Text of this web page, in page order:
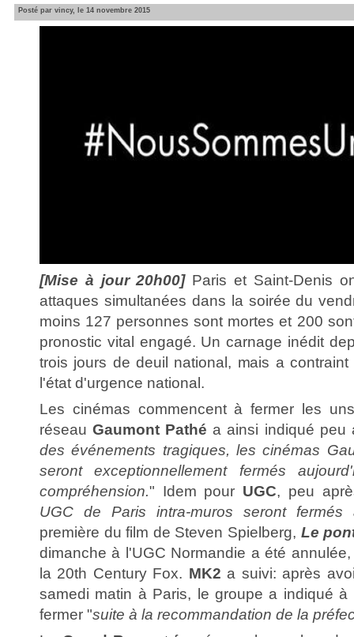
Posté par vincy, le 14 novembre 2015
[Mise à jour 20h00] Paris et Saint-Denis
attaques simultanées dans la soirée du
moins 127 personnes sont mortes et 200
pronostic vital engagé. Un carnage inédit
trois jours de deuil national, mais a
l'état d'urgence national.
Les cinémas commencent à fermer les
réseauGaumont Pathé a ainsi indiqué peu
des événements tragiques, les cinémas
seront exceptionnellement fermés
compréhension." Idem pour UGC, peu
UGC de Paris intra-muros seront fermés
première du film de Steven Spielberg, Le
dimanche à l'UGC Normandie a été
la 20th Century Fox. MK2 a suivi: après
samedi matin à Paris, le groupe a indiqué
fermer "suite à la recommandation de la